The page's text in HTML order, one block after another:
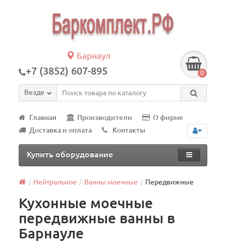
Барнаул
+7 (3852) 607-895 0
Везде
Главная Производители
О фирме
Доставка и оплата
Контакты
Купить оборудование
Нейтральное Ванны моечные Передвижные
Кухонные моечные
передвижные ванны в
Барнауле